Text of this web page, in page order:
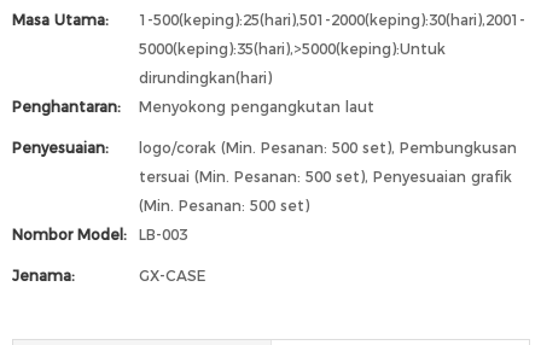
Masa Utama:
1-500(keping):25(hari),501-2000(keping):30(hari),2001-
5000(keping):35(hari),>5000(keping):Untuk
dirundingkan(hari)
Penghantaran:
Menyokong pengangkutan laut
Penyesuaian:
logo/corak (Min. Pesanan: 500 set), Pembungkusan
tersuai (Min. Pesanan: 500 set), Penyesuaian grafik
(Min. Pesanan: 500 set)
Nombor Model:
LB-003
Jenama: GX-CASE